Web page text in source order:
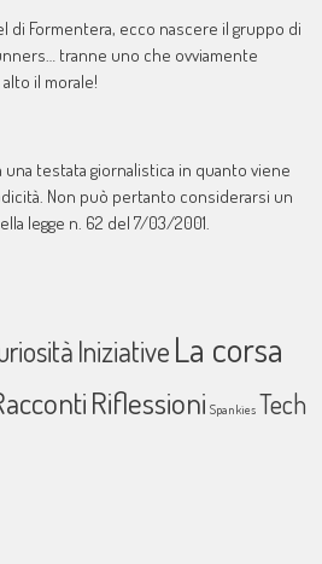
di Formentera, ecco nascere il gruppo di
tranne uno che ovviamente
il morale!
testata giornalistica in quanto viene
Non può pertanto considerarsi un
legge n. 62 del 7/03/2001.
IniziativeLa corsa
Riflessioni Spankies Tech